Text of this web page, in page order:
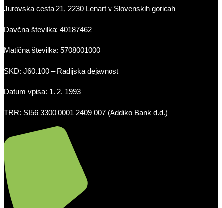
Jurovska cesta 21, 2230 Lenart v Slovenskih goricah
Davčna številka: 40187462
Matična številka: 5708001000
SKD: J60.100 – Radijska dejavnost
Datum vpisa: 1. 2. 1993
TRR: SI56 3300 0001 2409 007 (Addiko Bank d.d.)